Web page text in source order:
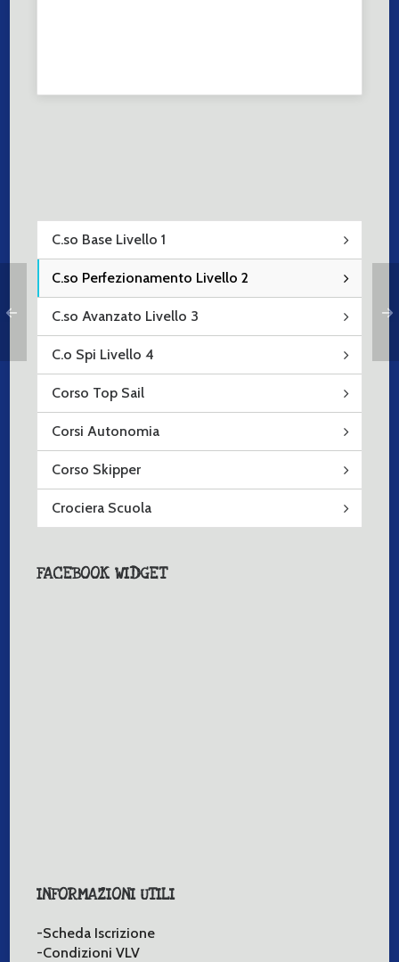
C.so Base Livello 1
C.so Perfezionamento Livello 2
C.so Avanzato Livello 3
C.o Spi Livello 4
Corso Top Sail
Corsi Autonomia
Corso Skipper
Crociera Scuola
FACEBOOK WIDGET
INFORMAZIONI UTILI
-Scheda Iscrizione
-Condizioni VLV